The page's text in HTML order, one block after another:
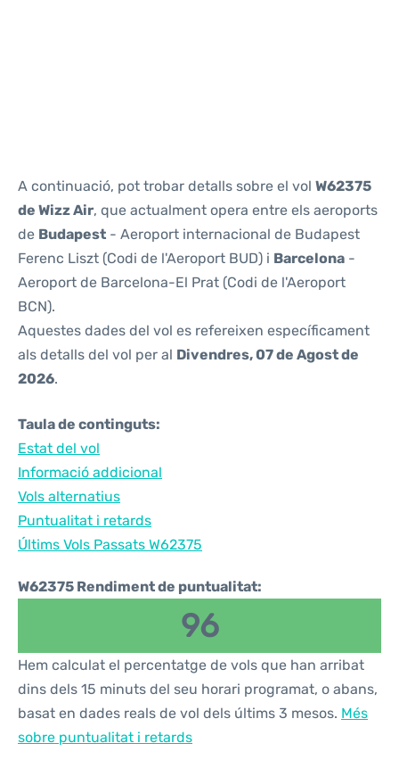
A continuació, pot trobar detalls sobre el vol W62375
de Wizz Air, que actualment opera entre els aeroports
de Budapest - Aeroport internacional de Budapest
Ferenc Liszt (Codi de l'Aeroport BUD) i Barcelona -
Aeroport de Barcelona-El Prat (Codi de l'Aeroport
BCN).
Aquestes dades del vol es refereixen específicament
als detalls del vol per al Divendres, 07 de Agost de
2026.
Taula de continguts:
Estat del vol
Informació addicional
Vols alternatius
Puntualitat i retards
Últims Vols Passats W62375
W62375 Rendiment de puntualitat:
96
Hem calculat el percentatge de vols que han arribat
dins dels 15 minuts del seu horari programat, o abans,
basat en dades reals de vol dels últims 3 mesos. Més
sobre puntualitat i retards